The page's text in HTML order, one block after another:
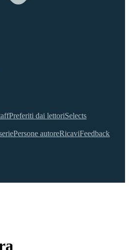
Preferiti dai lettoriSelects
Persone autoreRicaviFeedback